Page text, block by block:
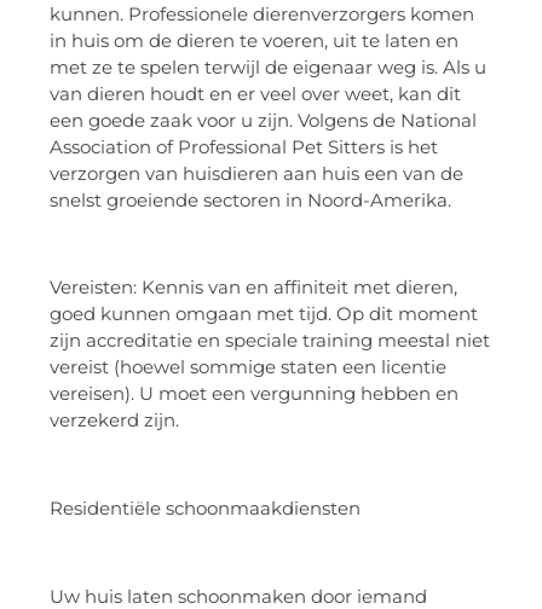
kunnen. Professionele dierenverzorgers komen
in huis om de dieren te voeren, uit te laten en
met ze te spelen terwijl de eigenaar weg is. Als u
van dieren houdt en er veel over weet, kan dit
een goede zaak voor u zijn. Volgens de National
Association of Professional Pet Sitters is het
verzorgen van huisdieren aan huis een van de
snelst groeiende sectoren in Noord-Amerika.
Vereisten: Kennis van en affiniteit met dieren,
goed kunnen omgaan met tijd. Op dit moment
zijn accreditatie en speciale training meestal niet
vereist (hoewel sommige staten een licentie
vereisen). U moet een vergunning hebben en
verzekerd zijn.
Residentiële schoonmaakdiensten
Uw huis laten schoonmaken door iemand